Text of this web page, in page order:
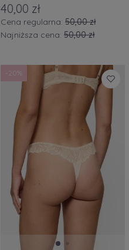
40,00 zł
Cena regularna: 50,00 zł
Najniższa cena: 50,00 zł
-20%